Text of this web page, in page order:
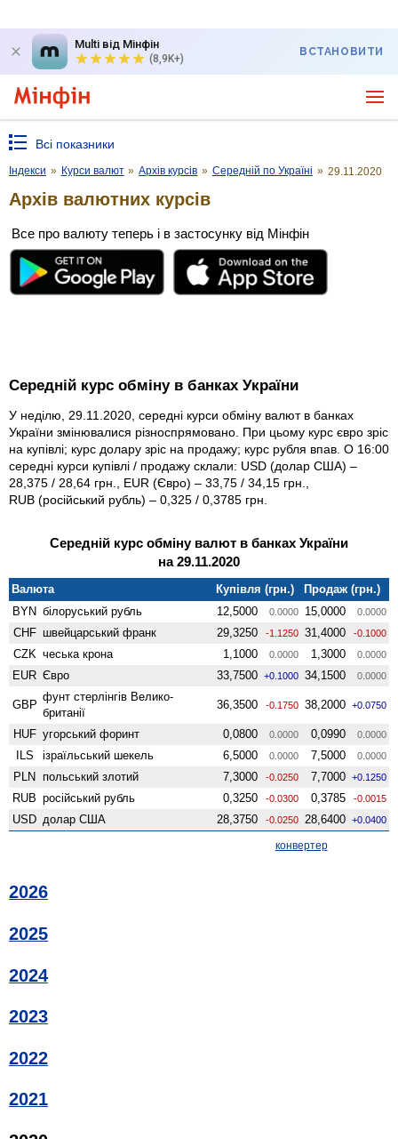
Multi від Мінфін
(8,9K+)
ВСТАНОВИТИ
Всі показники
Індекси » Курси валют » Архів курсів » Середній по Україні » 29.11.2020
Архів валютних курсів
Все про валюту теперь і в застосунку від Мінфін
Середній курс обміну в банках України
У неділю, 29.11.2020, середні курси обміну валют в банках
України змінювалися різноспрямовано. При цьому курс євро зріс
на купівлі; курс долару зріс на продажу; курс рубля впав. О 16:00
середні курси купівлі / продажу склали: USD (долар США) –
28,375 / 28,64 грн., EUR (Євро) – 33,75 / 34,15 грн.,
RUB (російський рубль) – 0,325 / 0,3785 грн.
Середній курс обміну валют в банках України
на 29.11.2020
Валюта Купівля (грн.)
Продаж (грн.)
BYN білоруський рубль 12,5000 0.0000 15,0000 0.0000
CHF швейцарський франк 29,3250 -1.1250 31,4000 -0.1000
CZK чеська крона 1,1000 0.0000 1,3000 0.0000
EUR Євро 33,7500 +0.1000 34,1500 0.0000
GBP
фунт стерлінгів Велико­
британії
36,3500 -0.1750 38,2000 +0.0750
HUF угорський форинт 0,0800 0.0000 0,0990 0.0000
ILS ізраїльський шекель 6,5000 0.0000 7,5000 0.0000
PLN польський злотий 7,3000 -0.0250 7,7000 +0.1250
RUB російський рубль 0,3250 -0.0300 0,3785 -0.0015
USD долар США 28,3750 -0.0250 28,6400 +0.0400
конвертер
2026
2025
2024
2023
2022
2021